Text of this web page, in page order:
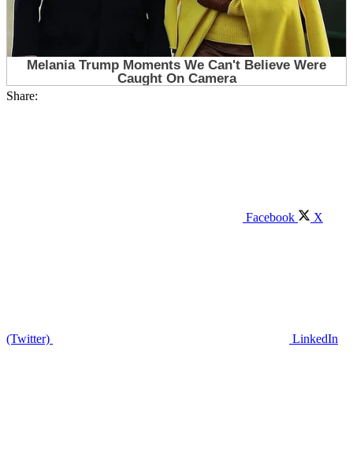
Share:
Facebook X
(Twitter) LinkedIn